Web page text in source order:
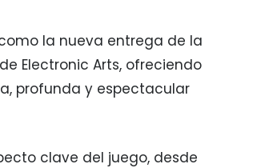
como la nueva entrega de la
Electronic Arts, ofreciendo
profunda y espectacular
clave del juego, desde